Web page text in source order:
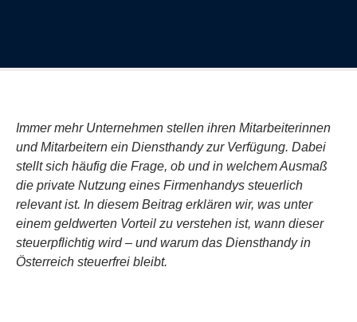
Immer mehr Unternehmen stellen ihren Mitarbeiterinnen
und Mitarbeitern ein Diensthandy zur Verfügung. Dabei
stellt sich häufig die Frage, ob und in welchem Ausmaß
die private Nutzung eines Firmenhandys steuerlich
relevant ist. In diesem Beitrag erklären wir, was unter
einem geldwerten Vorteil zu verstehen ist, wann dieser
steuerpflichtig wird – und warum das Diensthandy in
Österreich steuerfrei bleibt.